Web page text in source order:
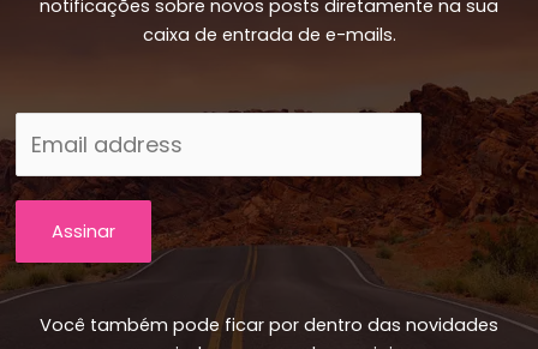
notificações sobre novos posts diretamente na sua
caixa de entrada de e-mails.
Assinar
Você também pode ficar por dentro das novidades